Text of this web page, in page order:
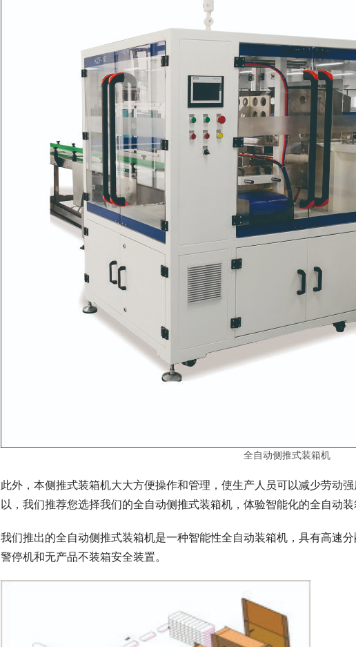
全自动侧推式装箱机
此外，本侧推式装箱机大大方便操作和管理，使生产人员可以减少劳动
以，我们推荐您选择我们的全自动侧推式装箱机，体验智能化的全自动装
我们推出的全自动侧推式装箱机是一种智能性全自动装箱机，具有高速
警停机和无产品不装箱安全装置。